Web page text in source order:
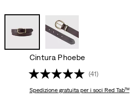
Cintura Phoebe
(41)
Spedizione gratuitaper i soci Red Tab™